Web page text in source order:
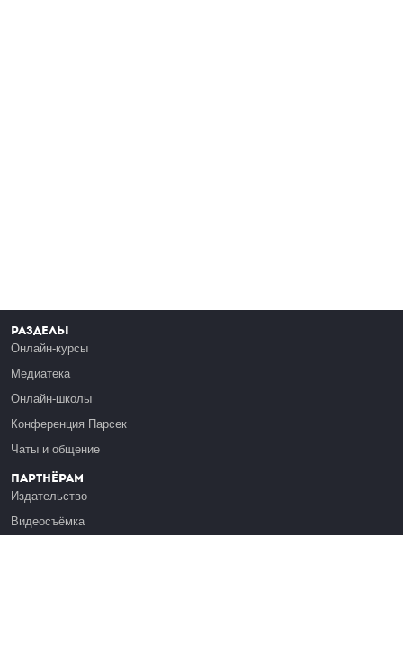
Разделы
Онлайн-курсы
Медиатека
Онлайн-школы
Конференция Парсек
Чаты и общение
Партнёрам
Издательство
Видеосъёмка